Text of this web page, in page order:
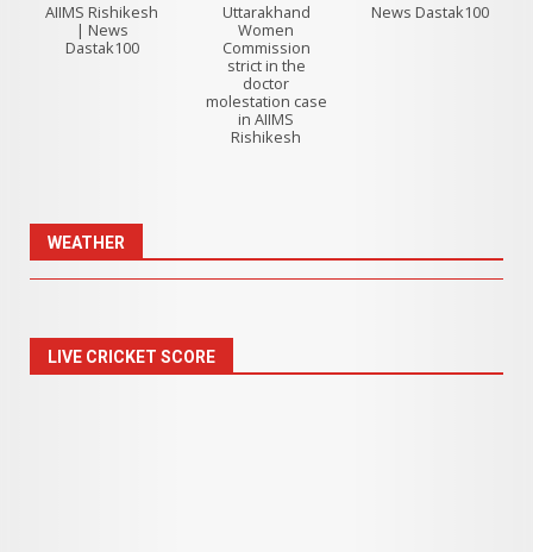
AIIMS Rishikesh
| News
Dastak100
Uttarakhand
Women
Commission
strict in the
doctor
molestation case
in AIIMS
Rishikesh
News Dastak100
WEATHER
LIVE CRICKET SCORE